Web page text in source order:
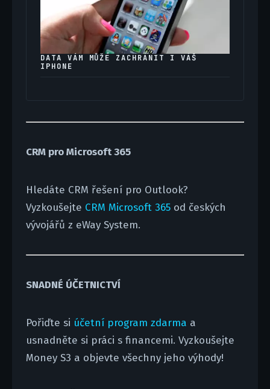
DATA VÁM MŮŽE ZACHRÁNIT I VÁŠ
IPHONE
CRM pro Microsoft 365
Hledáte CRM řešení pro Outlook?
Vyzkoušejte CRM Microsoft 365od českých
vývojářů z eWay System.
SNADNÉ ÚČETNICTVÍ
Pořiďte si účetní program zdarma a
usnadněte si práci s financemi. Vyzkoušejte
Money S3 a objevte všechny jeho výhody!